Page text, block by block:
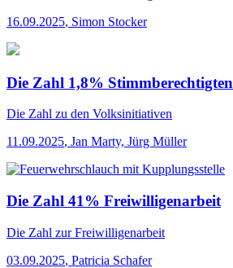
16.09.2025, Simon Stocker
Die Zahl 1,8% Stimmberechtigten
Die Zahl zu den Volksinitiativen
11.09.2025, Jan Marty, Jürg Müller
Die Zahl 41% Freiwilligenarbeit
Die Zahl zur Freiwilligenarbeit
03.09.2025, Patricia Schafer